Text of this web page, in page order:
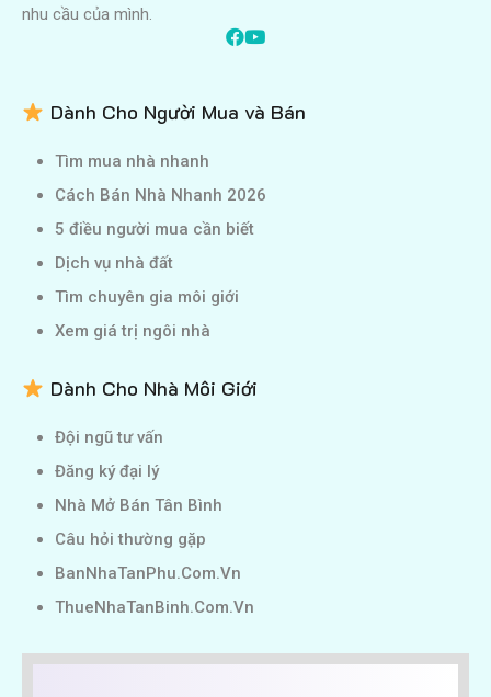
nhu cầu của mình.
Dành Cho Người Mua và Bán
Tìm mua nhà nhanh
Cách Bán Nhà Nhanh 2026
5 điều người mua cần biết
Dịch vụ nhà đất
Tìm chuyên gia môi giới
Xem giá trị ngôi nhà
Dành Cho Nhà Môi Giới
Đội ngũ tư vấn
Đăng ký đại lý
Nhà Mở Bán Tân Bình
Câu hỏi thường gặp
BanNhaTanPhu.Com.Vn
ThueNhaTanBinh.Com.Vn